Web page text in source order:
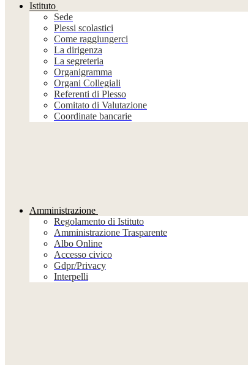
Istituto
Sede
Plessi scolastici
Come raggiungerci
La dirigenza
La segreteria
Organigramma
Organi Collegiali
Referenti di Plesso
Comitato di Valutazione
Coordinate bancarie
Amministrazione
Regolamento di Istituto
Amministrazione Trasparente
Albo Online
Accesso civico
Gdpr/Privacy
Interpelli